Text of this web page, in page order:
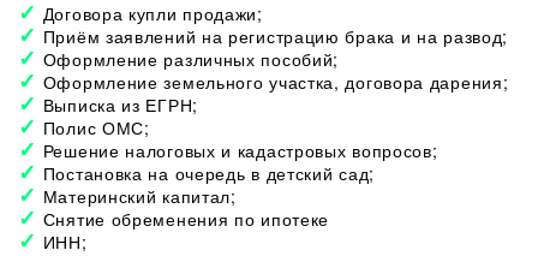
Договора купли продажи;
Приём заявлений на регистрацию брака и на развод;
Оформление различных пособий;
Оформление земельного участка, договора дарения;
Выписка из ЕГРН;
Полис ОМС;
Решение налоговых и кадастровых вопросов;
Постановка на очередь в детский сад;
Материнский капитал;
Снятие обременения по ипотеке
ИНН;